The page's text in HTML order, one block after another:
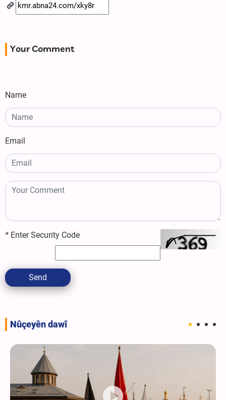
Your Comment
Name
Email
* Enter Security Code
Send
Nûçeyên dawî